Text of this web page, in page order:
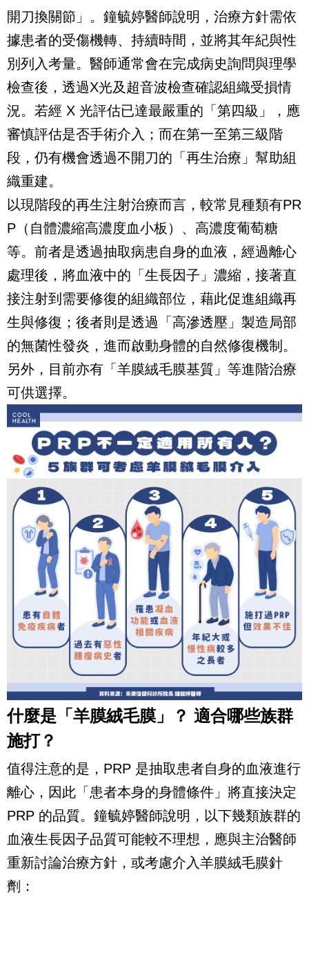
開刀換關節」。鐘毓婷醫師說明，治療方針需依
據患者的受傷機轉、持續時間，並將其年紀與性
別列入考量。醫師通常會在完成病史詢問與理學
檢查後，透過X光及超音波檢查確認組織受損情
況。若經 X 光評估已達最嚴重的「第四級」，應
審慎評估是否手術介入；而在第一至第三級階
段，仍有機會透過不開刀的「再生治療」幫助組
織重建。
以現階段的再生注射治療而言，較常見種類有PR
P（自體濃縮高濃度血小板）、高濃度葡萄糖
等。前者是透過抽取病患自身的血液，經過離心
處理後，將血液中的「生長因子」濃縮，接著直
接注射到需要修復的組織部位，藉此促進組織再
生與修復；後者則是透過「高滲透壓」製造局部
的無菌性發炎，進而啟動身體的自然修復機制。
另外，目前亦有「羊膜絨毛膜基質」等進階治療
可供選擇。
什麼是「羊膜絨毛膜」？ 適合哪些族群
施打？
值得注意的是，PRP 是抽取患者自身的血液進行
離心，因此「患者本身的身體條件」將直接決定
PRP 的品質。鐘毓婷醫師說明，以下幾類族群的
血液生長因子品質可能較不理想，應與主治醫師
重新討論治療方針，或考慮介入羊膜絨毛膜針
劑：